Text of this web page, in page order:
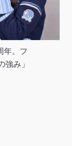
年。フ
み」